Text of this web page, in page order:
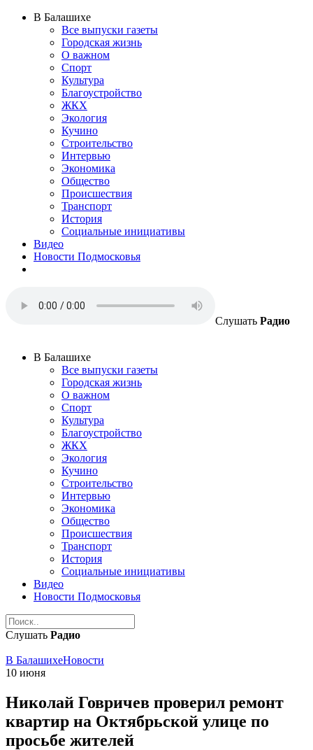
В Балашихе
Все выпуски газеты
Городская жизнь
О важном
Спорт
Культура
Благоустройство
ЖКХ
Экология
Кучино
Строительство
Интервью
Экономика
Общество
Происшествия
Транспорт
История
Социальные инициативы
Видео
Новости Подмосковья
Слушать Радио
В Балашихе
Все выпуски газеты
Городская жизнь
О важном
Спорт
Культура
Благоустройство
ЖКХ
Экология
Кучино
Строительство
Интервью
Экономика
Общество
Происшествия
Транспорт
История
Социальные инициативы
Видео
Новости Подмосковья
Слушать Радио
В БалашихеНовости
10 июня
Николай Говричев проверил ремонт
квартир на Октябрьской улице по
просьбе жителей